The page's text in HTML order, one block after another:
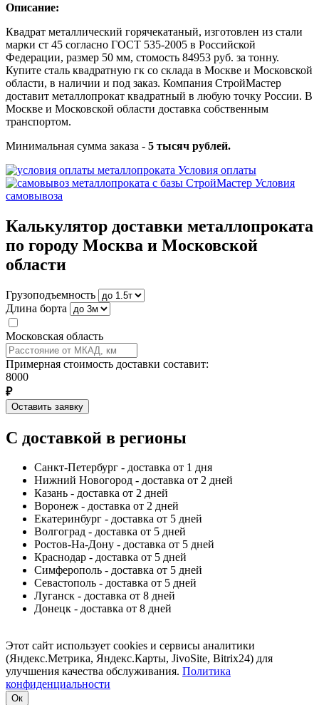
Описание:
Квадрат металлический горячекатаный, изготовлен из стали
марки ст 45 согласно ГОСТ 535-2005 в Российской
Федерации, размер 50 мм, стомость 84953 руб. за тонну.
Купите сталь квадратную гк со склада в Москве и Московской
области, в наличии и под заказ. Компания СтройМастер
доставит металлопрокат квадратный в любую точку России. В
Москве и Московской области доставка собственным
транспортом.
Минимальная сумма заказа - 5 тысяч рублей.
Условия оплаты
Условия
самовывоза
Калькулятор доставки металлопроката
по городу Москва и Московской
области
Грузоподъемность
Длина борта
Московская область
Примерная стоимость доставки составит:
8000
₽
Оставить заявку
С доставкой в регионы
Санкт-Петербург - доставка от 1 дня
Нижний Новогород - доставка от 2 дней
Казань - доставка от 2 дней
Воронеж - доставка от 2 дней
Екатеринбург - доставка от 5 дней
Волгоград - доставка от 5 дней
Ростов-На-Дону - доставка от 5 дней
Краснодар - доставка от 5 дней
Симферополь - доставка от 5 дней
Севастополь - доставка от 5 дней
Луганск - доставка от 8 дней
Донецк - доставка от 8 дней
Этот сайт использует cookies и сервисы аналитики
(Яндекс.Метрика, Яндекс.Карты, JivoSite, Bitrix24) для
улучшения качества обслуживания. Политика
конфиденциальности
Ок